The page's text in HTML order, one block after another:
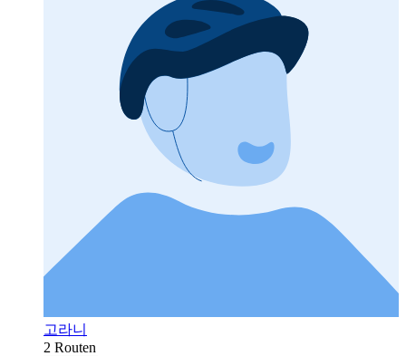
고라니
2 Routen